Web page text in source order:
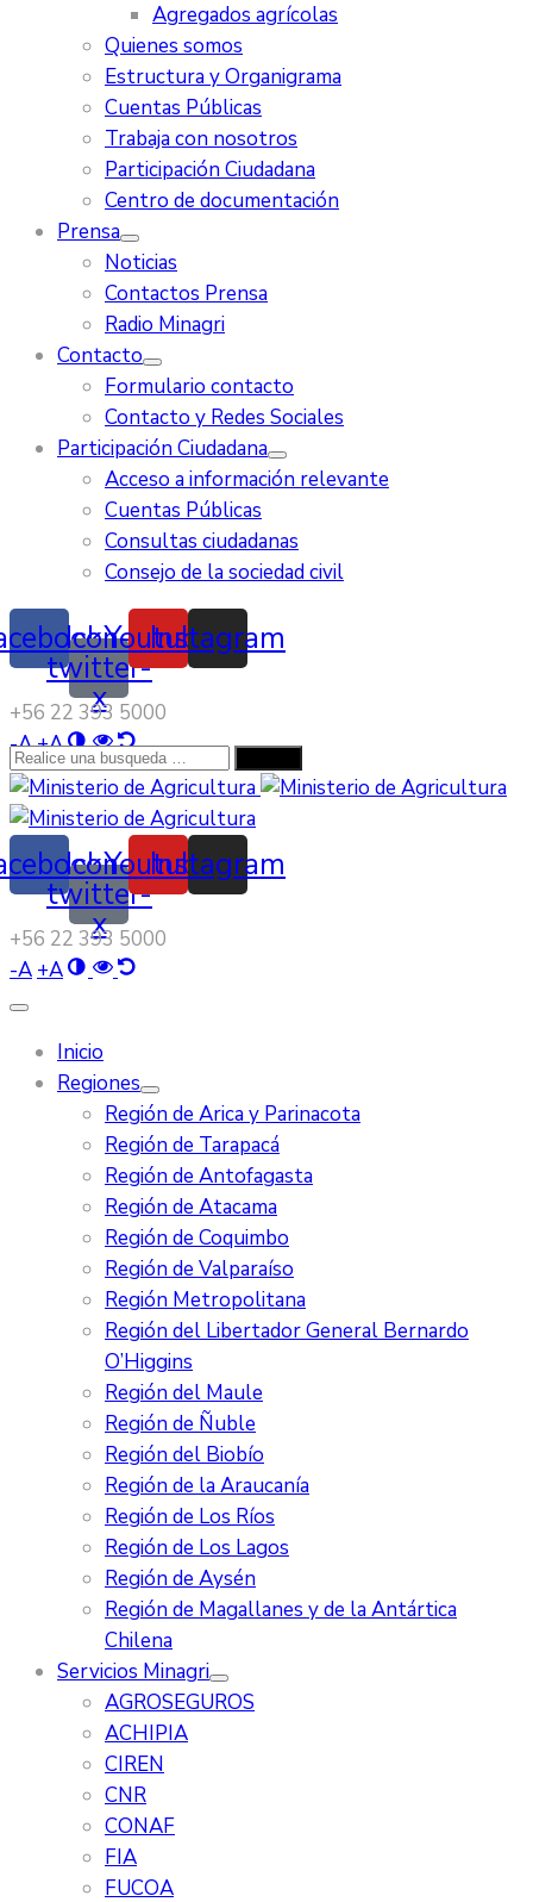
Agregados agrícolas
Quienes somos
Estructura y Organigrama
Cuentas Públicas
Trabaja con nosotros
Participación Ciudadana
Centro de documentación
Prensa
Noticias
Contactos Prensa
Radio Minagri
Contacto
Formulario contacto
Contacto y Redes Sociales
Participación Ciudadana
Acceso a información relevante
Cuentas Públicas
Consultas ciudadanas
Consejo de la sociedad civil
Icon-
twitter-
x
Youtube
Instagram
‭+56 22 393 5000‬
-A+A
Icon-
twitter-
x
Youtube
Instagram
‭+56 22 393 5000‬
-A +A
Inicio
Regiones
Región de Arica y Parinacota
Región de Tarapacá
Región de Antofagasta
Región de Atacama
Región de Coquimbo
Región de Valparaíso
Región Metropolitana
Región del Libertador General Bernardo
O’Higgins
Región del Maule
Región de Ñuble
Región del Biobío
Región de la Araucanía
Región de Los Ríos
Región de Los Lagos
Región de Aysén
Región de Magallanes y de la Antártica
Chilena
Servicios Minagri
AGROSEGUROS
ACHIPIA
CIREN
CNR
CONAF
FIA
FUCOA